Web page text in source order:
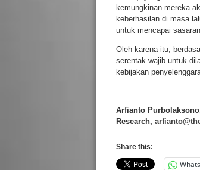
kemungkinan mereka
keberhasilan di masa
untuk mencapai
Oleh karena itu,
serentak wajib untuk
kebijakan
Arfianto Purbolaksono
Research,
Share this: